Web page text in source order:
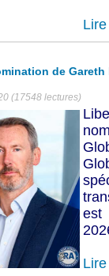
de Gareth
(17548 lectures)
est